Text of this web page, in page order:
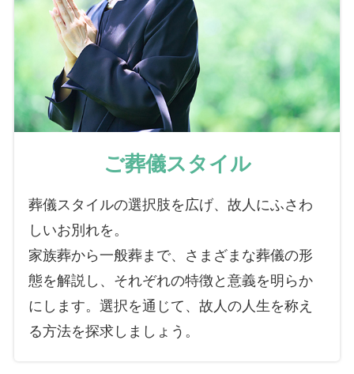
ご葬儀スタイル
葬儀スタイルの選択肢を広げ、故人にふさわ
しいお別れを。
家族葬から一般葬まで、さまざまな葬儀の形
態を解説し、それぞれの特徴と意義を明らか
にします。選択を通じて、故人の人生を称え
る方法を探求しましょう。